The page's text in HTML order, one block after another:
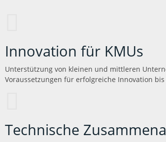
Innovation für KMUs
Unterstützung von kleinen und mittleren
Voraussetzungen für erfolgreiche Innovation
Technische